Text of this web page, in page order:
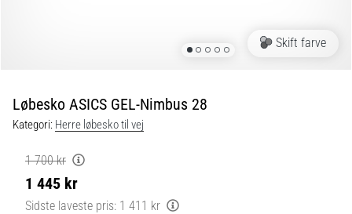
de?
praksis
tester
shuttle
run-
Skift farve
Løbesko ASICS GEL-Nimbus 28
Kategori: Herre løbesko til vej
1 700 kr
1 445 kr
Sidste laveste pris: 1 411 kr